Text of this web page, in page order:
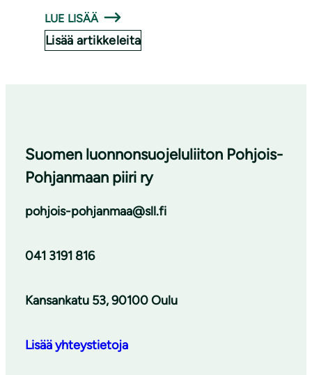
LUE LISÄÄ
Lisää artikkeleita
Suomen luonnonsuojeluliiton Pohjois-
Pohjanmaan piiri ry
pohjois-pohjanmaa@sll.fi
041 3191 816
Kansankatu 53, 90100 Oulu
Lisää yhteystietoja